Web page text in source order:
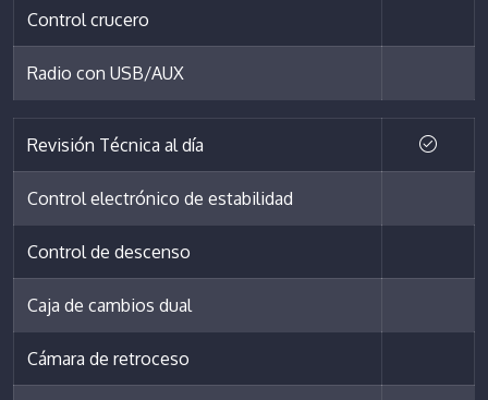
Control crucero
Radio con USB/AUX
Revisión Técnica al día
Control electrónico de estabilidad
Control de descenso
Caja de cambios dual
Cámara de retroceso